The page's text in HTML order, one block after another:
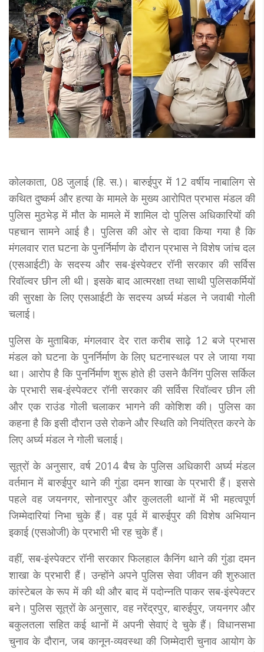
कोलकाता, 08 जुलाई (हि. स.)। बारुईपुर में 12 वर्षीय नाबालिग से
कथित दुष्कर्म और हत्या के मामले के मुख्य आरोपित प्रभास मंडल की
पुलिस मुठभेड़ में मौत के मामले में शामिल दो पुलिस अधिकारियों की
पहचान सामने आई है। पुलिस की ओर से दावा किया गया है कि
मंगलवार रात घटना के पुनर्निर्माण के दौरान प्रभास ने विशेष जांच दल
(एसआईटी) के सदस्य और सब-इंस्पेक्टर रॉनी सरकार की सर्विस
रिवॉल्वर छीन ली थी। इसके बाद आत्मरक्षा तथा साथी पुलिसकर्मियों
की सुरक्षा के लिए एसआईटी के सदस्य अर्घ्य मंडल ने जवाबी गोली
चलाई।
पुलिस के मुताबिक, मंगलवार देर रात करीब साढ़े 12 बजे प्रभास
मंडल को घटना के पुनर्निर्माण के लिए घटनास्थल पर ले जाया गया
था। आरोप है कि पुनर्निर्माण शुरू होते ही उसने कैनिंग पुलिस सर्किल
के प्रभारी सब-इंस्पेक्टर रॉनी सरकार की सर्विस रिवॉल्वर छीन ली
और एक राउंड गोली चलाकर भागने की कोशिश की। पुलिस का
कहना है कि इसी दौरान उसे रोकने और स्थिति को नियंत्रित करने के
लिए अर्घ्य मंडल ने गोली चलाई।
सूत्रों के अनुसार, वर्ष 2014 बैच के पुलिस अधिकारी अर्घ्य मंडल
वर्तमान में बारुईपुर थाने की गुंडा दमन शाखा के प्रभारी हैं। इससे
पहले वह जयनगर, सोनारपुर और कुलतली थानों में भी महत्वपूर्ण
जिम्मेदारियां निभा चुके हैं। वह पूर्व में बारुईपुर की विशेष अभियान
इकाई (एसओजी) के प्रभारी भी रह चुके हैं।
वहीं, सब-इंस्पेक्टर रॉनी सरकार फिलहाल कैनिंग थाने की गुंडा दमन
शाखा के प्रभारी हैं। उन्होंने अपने पुलिस सेवा जीवन की शुरुआत
कांस्टेबल के रूप में की थी और बाद में पदोन्नति पाकर सब-इंस्पेक्टर
बने। पुलिस सूत्रों के अनुसार, वह नरेंद्रपुर, बारुईपुर, जयनगर और
बकुलतला सहित कई थानों में अपनी सेवाएं दे चुके हैं। विधानसभा
चुनाव के दौरान, जब कानून-व्यवस्था की जिम्मेदारी चुनाव आयोग के